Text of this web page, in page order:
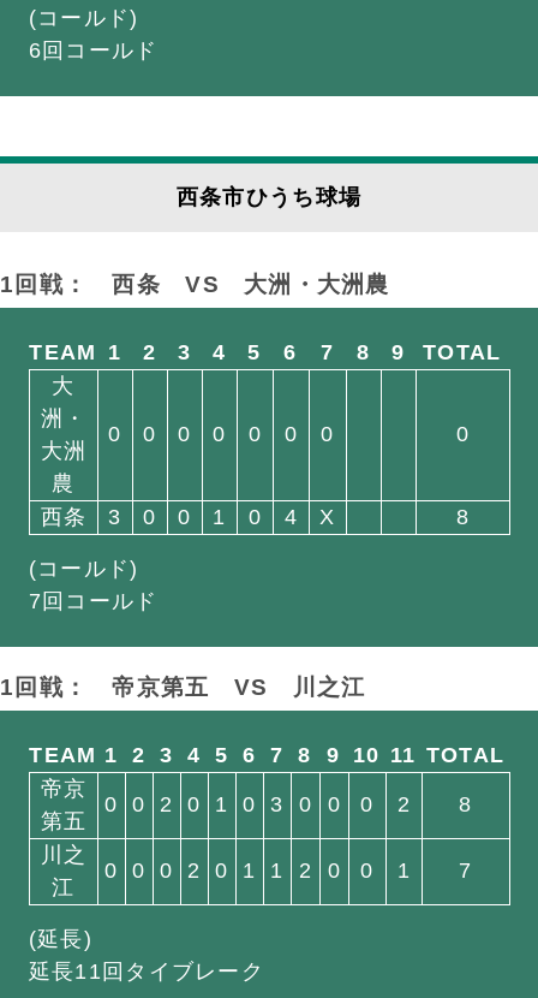
(コールド)
6回コールド
西条市ひうち球場
1回戦： 西条VS 大洲・大洲農
TEAM 1 2 3 4 5 6 7 8 9
TOTAL
大
洲・
大洲
農
0 0 0 0 0 0 0 0
西条 3 0 0 1 0 4 X 8
(コールド)
7回コールド
1回戦： 帝京第五 VS 川之江
TEAM 1 2 3 4 5 6 7 8 9 10 11 TOTAL
帝京
第五
0 0 2 0 1 0 3 0 0 0 2 8
川之
江
0 0 0 2 0 1 1 2 0 0 1 7
(延長)
延長11回タイブレーク